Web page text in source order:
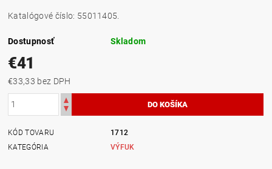
Katalógové číslo: 55011405.
Dostupnosť Skladom
€41
€33,33 bez DPH
KÓD TOVARU
1712
KATEGÓRIA
VÝFUK